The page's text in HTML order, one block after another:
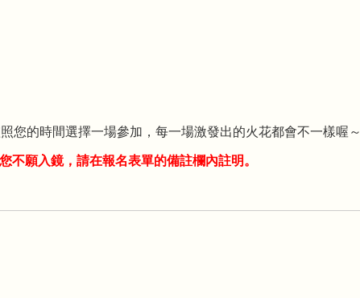
您的時間選擇一場參加，每一場激發出的火花都會不一樣喔～
不願入鏡，請在報名表單的備註欄內註明。